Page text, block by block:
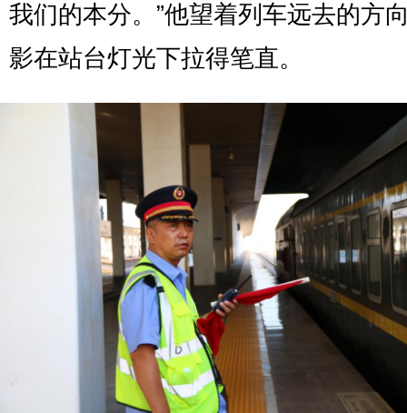
我们的本分。”他望着列车远去的方
影在站台灯光下拉得笔直。